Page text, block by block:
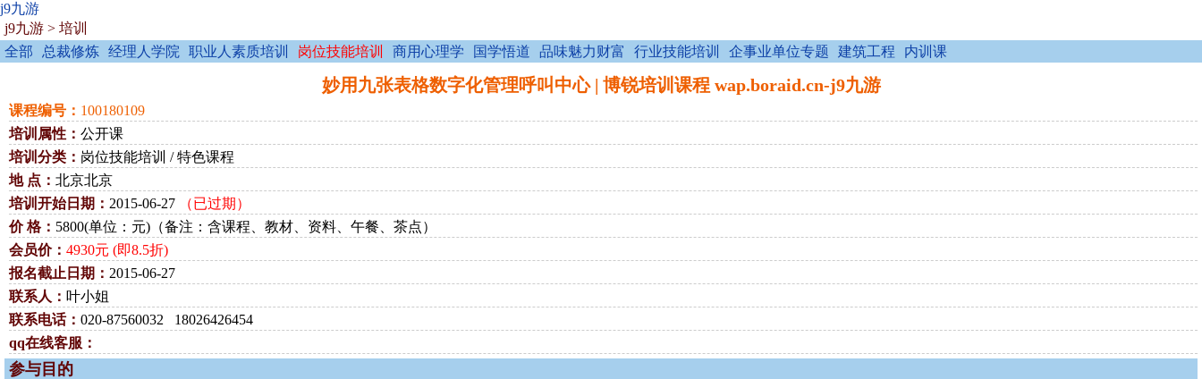
j9九游
j9九游 > 培训
全部
总裁修炼 经理人学院 职业人素质培训 岗位技能培训 商用心理学 国学悟道 品味魅力财富 行业技能培训 企事业单位专题 建筑工程 内训课
妙用九张表格数字化管理呼叫中心 | 博锐培训课程 wap.boraid.cn-j9九游
课程编号： 100180109
培训属性： 公开课
培训分类： 岗位技能培训 / 特色课程
地 点： 北京北京
培训开始日期： 2015-06-27
（已过期）
价 格： 5800(单位：元)（备注：含课程、教材、资料、午餐、茶点）
会员价： 4930元 (即8.5折)
报名截止日期： 2015-06-27
联系人： 叶小姐
联系电话： 020-87560032 18026426454
qq在线客服：
参与目的